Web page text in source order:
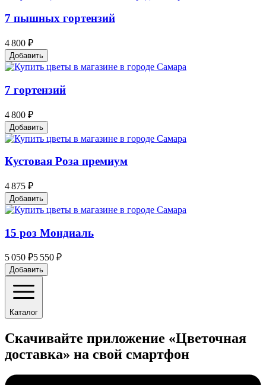
7 пышных гортензий
4 800 ₽
Добавить
7 гортензий
4 800 ₽
Добавить
Кустовая Роза премиум
4 875 ₽
Добавить
15 роз Мондиаль
5 050 ₽5 550 ₽
Добавить
Каталог
Скачивайте приложение «Цветочная
доставка» на свой смартфон